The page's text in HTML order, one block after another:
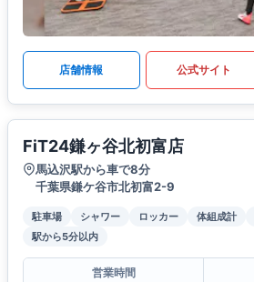
店舗情報 公式サイト
FiT24鎌ヶ谷北初富店
馬込沢駅から車で8分
千葉県鎌ケ谷市北初富2-9
駐車場 シャワー ロッカー 体組成計
駅から5分以内
営業時間